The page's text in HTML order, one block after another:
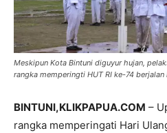
Meskipun Kota Bintuni diguyur hujan,
rangka memperingti HUT RI ke-74 berjalan
BINTUNI,KLIKPAPUA.COM –
rangka memperingati Hari